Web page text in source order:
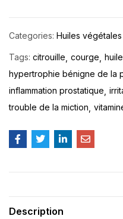
Categories: Huiles
Tags: citrouille courge
hypertrophie bénigne de la
inflammation prostatique
trouble de la miction
Description